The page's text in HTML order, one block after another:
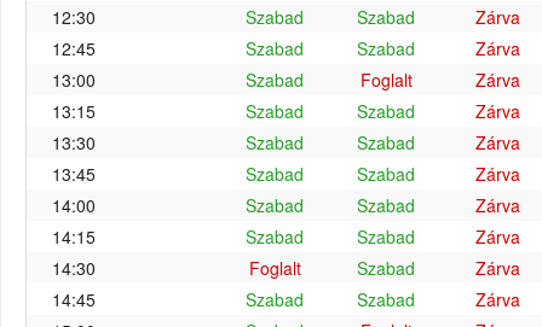
12:30
Szabad Szabad
Zárva
12:45
Szabad Szabad
Zárva
13:00
Szabad Foglalt
Zárva
13:15
Szabad Szabad
Zárva
13:30
Szabad Szabad
Zárva
13:45
Szabad Szabad
Zárva
14:00
Szabad Szabad
Zárva
14:15
Szabad Szabad
Zárva
14:30
Foglalt Szabad
Zárva
14:45
Szabad Szabad
Zárva